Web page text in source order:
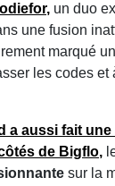
, un duo
une fusion
marqué
les codes et
a aussi fait une
de Bigflo,
sur la